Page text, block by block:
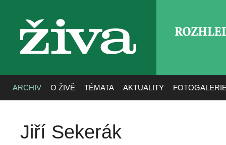
živa
ARCHIV O ŽIVĚ TÉMATA AKTUALITY
Jiří Sekerák